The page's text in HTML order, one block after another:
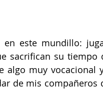
este mundillo:
sacrifican su tiempo
algo muy vocacional
de mis compañeros